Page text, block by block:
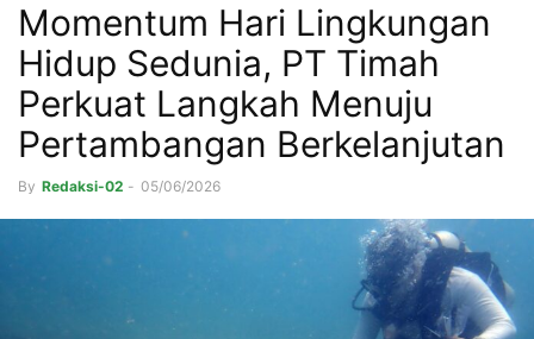
Momentum Hari Lingkungan
Hidup Sedunia, PT Timah
Perkuat Langkah Menuju
Pertambangan Berkelanjutan
By Redaksi-02 - 05/06/2026